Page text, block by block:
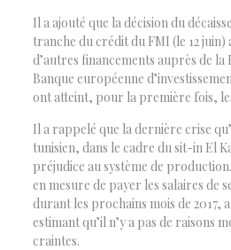
Il a ajouté que la décision du
tranche du crédit du FMI (le 12 juin)
d’autres financements auprès de la
Banque européenne
ont atteint, pour la première fois,
Il a rappelé que la dernière crise
tunisien, dans le cadre du sit-in El
préjudice au système de
en mesure de payer les salaires de
durant les prochains mois de 2017,
estimant qu’il n’y a pas de raisons
craintes.